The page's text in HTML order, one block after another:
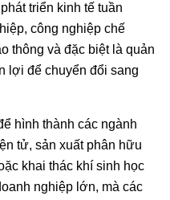
triển kinh tế tuần
công nghiệp chế
thông và đặc biệt là quản
lợi để chuyển đổi sang
hình thành các ngành
tử, sản xuất phân hữu
khai thác khí sinh học
nghiệp lớn, mà các